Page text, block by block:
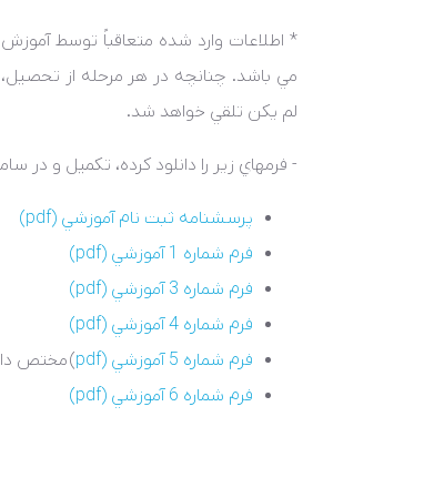
* اطلاعات وارد شده متعاقباً توسط
مي باشد. چنانچه در هر مرحله از
لم يکن تلقي خواهد شد.
- فرمهاي زير را دانلود کرده، تکميل و در
پرسشنامه ثبت نام آموزشي (pdf
)
فرم شماره 1 آموزشي (
pdf
)
فرم شماره 3 آموزشي (
pdf
)
فرم شماره 4 آموزشي (
pdf
)
فرم شماره 5 آموزشي (
pdf
)مختص
فرم شماره 6 آموزشي (
pdf
)